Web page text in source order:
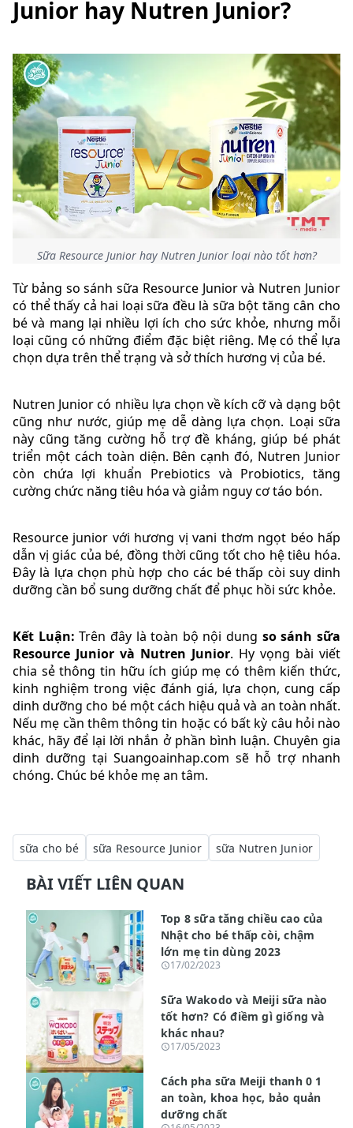
Junior hay Nutren Junior?
Sữa Resource Junior hay Nutren Junior loại nào tốt hơn?
Từ bảng so sánh sữa Resource Junior và Nutren Junior
có thể thấy cả hai loại sữa đều là sữa bột tăng cân cho
bé và mang lại nhiều lợi ích cho sức khỏe, nhưng mỗi
loại cũng có những điểm đặc biệt riêng. Mẹ có thể lựa
chọn dựa trên thể trạng và sở thích hương vị của bé.
Nutren Junior có nhiều lựa chọn về kích cỡ và dạng bột
cũng như nước, giúp mẹ dễ dàng lựa chọn. Loại sữa
này cũng tăng cường hỗ trợ đề kháng, giúp bé phát
triển một cách toàn diện. Bên cạnh đó, Nutren Junior
còn chứa lợi khuẩn Prebiotics và Probiotics, tăng
cường chức năng tiêu hóa và giảm nguy cơ táo bón.
Resource junior với hương vị vani thơm ngọt béo hấp
dẫn vị giác của bé, đồng thời cũng tốt cho hệ tiêu hóa.
Đây là lựa chọn phù hợp cho các bé thấp còi suy dinh
dưỡng cần bổ sung dưỡng chất để phục hồi sức khỏe.
Kết Luận: Trên đây là toàn bộ nội dung so sánh sữa
Resource Junior và Nutren Junior. Hy vọng bài viết
chia sẻ thông tin hữu ích giúp mẹ có thêm kiến thức,
kinh nghiệm trong việc đánh giá, lựa chọn, cung cấp
dinh dưỡng cho bé một cách hiệu quả và an toàn nhất.
Nếu mẹ cần thêm thông tin hoặc có bất kỳ câu hỏi nào
khác, hãy để lại lời nhắn ở phần bình luận. Chuyên gia
dinh dưỡng tại Suangoainhap.com sẽ hỗ trợ nhanh
chóng. Chúc bé khỏe mẹ an tâm.
sữa cho bé sữa Resource Junior sữa Nutren Junior
BÀI VIẾT LIÊN QUAN
Top 8 sữa tăng chiều cao của
Nhật cho bé thấp còi, chậm
lớn mẹ tin dùng 2023
17/02/2023
Sữa Wakodo và Meiji sữa nào
tốt hơn? Có điềm gì giống và
khác nhau?
17/05/2023
Cách pha sữa Meiji thanh 0 1
an toàn, khoa học, bảo quản
dưỡng chất